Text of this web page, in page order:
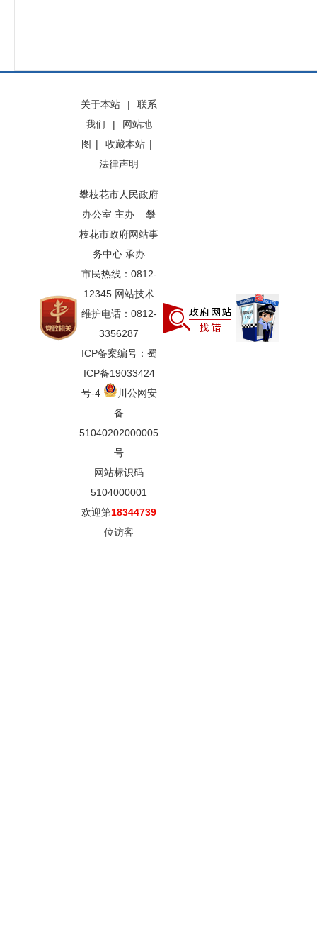
关于本站 |
联系
我们
|
网站地
图 | 收藏本站 |
法律声明
攀枝花市人民政府
办公室 主办 攀
枝花市政府网站事
务中心 承办
市民热线：0812-
12345 网站技术
维护电话：0812-
3356287
ICP备案编号：蜀
ICP备19033424
号-4
川公网安
备
51040202000005
号
网站标识码
5104000001
欢迎第18344739
位访客